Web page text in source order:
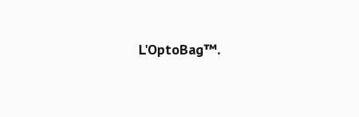
L'OptoBag™.